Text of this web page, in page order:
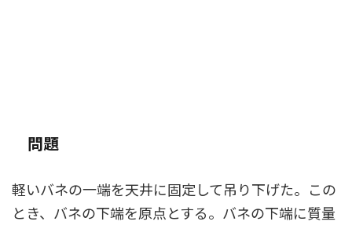
問題
軽いバネの一端を天井に固定して吊り下げた。この
とき、バネの下端を原点とする。バネの下端に質量